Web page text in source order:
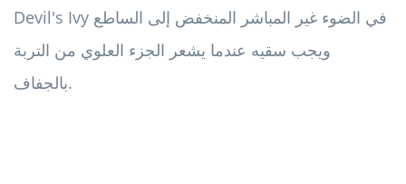
Devil's Ivy في الضوء غير المباشر المنخفض إلى الساطع
ويجب سقيه عندما يشعر الجزء العلوي من التربة
بالجفاف.